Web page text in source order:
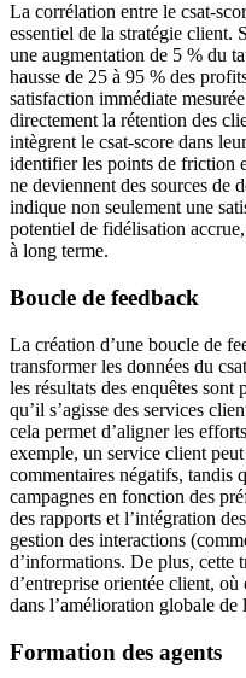
La corrélation entre le csat-
essentiel de la stratégie client.
une augmentation de 5 % du
hausse de 25 à 95 % des
satisfaction immédiate
directement la rétention des
intègrent le csat-score dans
identifier les points de friction
ne deviennent des sources de
indique non seulement une
potentiel de fidélisation
à long terme.
Boucle de feedback
La création d’une boucle de
transformer les données du
les résultats des enquêtes
qu’il s’agisse des services
cela permet d’aligner les
exemple, un service client
commentaires négatifs, tandis
campagnes en fonction des
des rapports et l’intégration
gestion des interactions
d’informations. De plus, cette
d’entreprise orientée client,
dans l’amélioration globale de
Formation des agents